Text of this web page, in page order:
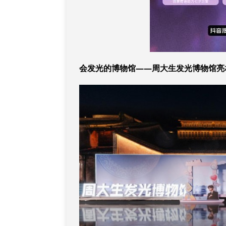
会发光的博物馆——周大生发光博物馆亮